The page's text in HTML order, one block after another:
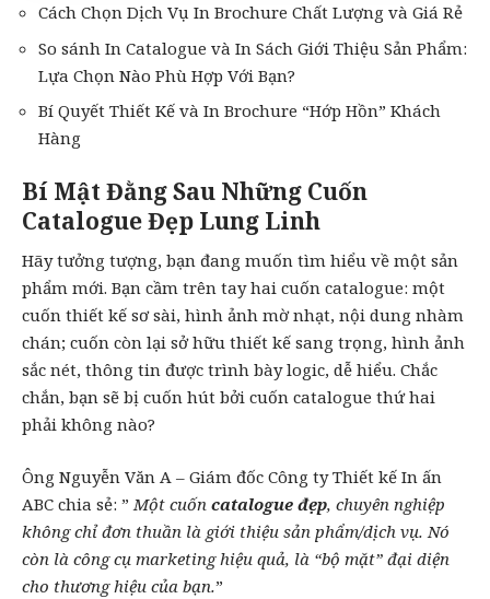
Cách Chọn Dịch Vụ In Brochure Chất Lượng và Giá Rẻ
So sánh In Catalogue và In Sách Giới Thiệu Sản Phẩm:
Lựa Chọn Nào Phù Hợp Với Bạn?
Bí Quyết Thiết Kế và In Brochure “Hớp Hồn” Khách
Hàng
Bí Mật Đằng Sau Những Cuốn
Catalogue Đẹp Lung Linh
Hãy tưởng tượng, bạn đang muốn tìm hiểu về một sản
phẩm mới. Bạn cầm trên tay hai cuốn catalogue: một
cuốn thiết kế sơ sài, hình ảnh mờ nhạt, nội dung nhàm
chán; cuốn còn lại sở hữu thiết kế sang trọng, hình ảnh
sắc nét, thông tin được trình bày logic, dễ hiểu. Chắc
chắn, bạn sẽ bị cuốn hút bởi cuốn catalogue thứ hai
phải không nào?
Ông Nguyễn Văn A – Giám đốc Công ty Thiết kế In ấn
ABC chia sẻ: ” Một cuốn catalogue đẹp, chuyên nghiệp
không chỉ đơn thuần là giới thiệu sản phẩm/dịch vụ. Nó
còn là công cụ marketing hiệu quả, là “bộ mặt” đại diện
cho thương hiệu của bạn.”